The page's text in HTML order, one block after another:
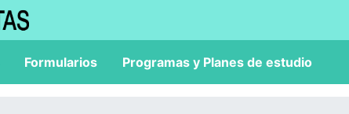
Formularios Programas y Planes de estudio